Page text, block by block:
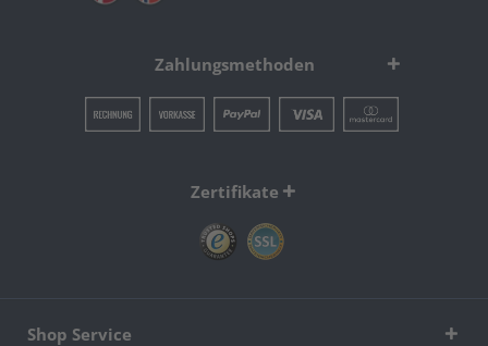
Zahlungsmethoden
Zertifikate
Shop Service